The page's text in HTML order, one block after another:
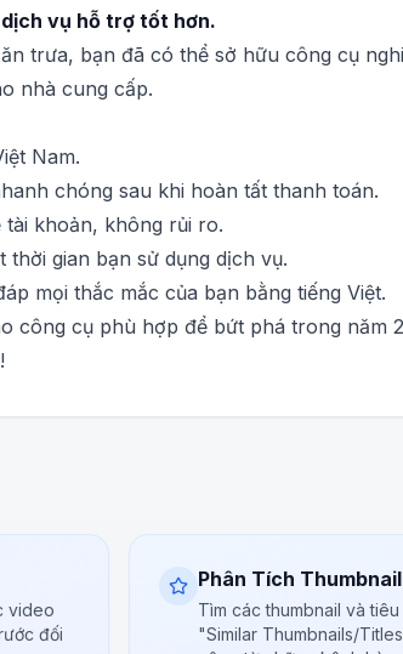
vụ hỗ trợ tốt hơn.
trưa, bạn đã có thể sở hữu công cụ
nhà cung cấp.
Nam.
chóng sau khi hoàn tất thanh toán.
khoản, không rủi ro.
thời gian bạn sử dụng dịch vụ.
mọi thắc mắc của bạn bằng tiếng Việt.
công cụ phù hợp để bứt phá trong năm
video
đối
Phân Tích
Tìm các thumbnail và
"Similar Thumbnails/